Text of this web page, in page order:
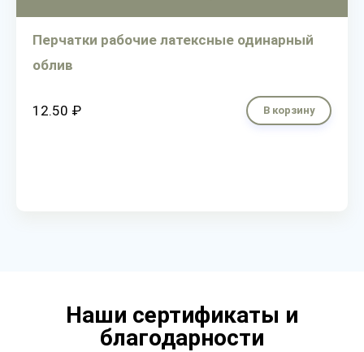
Перчатки рабочие латексные одинарный
облив
12.50 ₽ В корзину
Наши сертификаты и
благодарности